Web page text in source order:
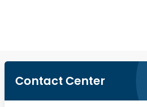
Contact Center